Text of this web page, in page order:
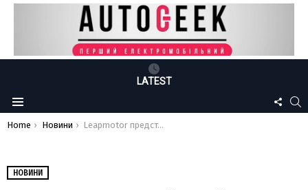
LATEST
Menu
US
You are here:
Home Новини Leapmotor представила свій перший електричний мінівен
НОВИНИ